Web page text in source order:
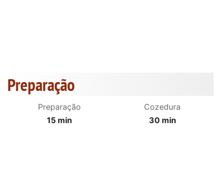
Preparação
Preparação
15 min
Cozedura
30 min